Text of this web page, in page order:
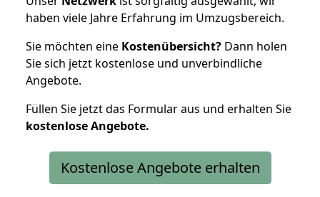
haben viele Jahre Erfahrung im Umzugsbereich.
Sie möchten eine Kostenübersicht? Dann holen
Sie sich jetzt kostenlose und unverbindliche
Angebote.
Füllen Sie jetzt das Formular aus und erhalten Sie
kostenloseAngebote.
Kostenlose Angebote erhalten